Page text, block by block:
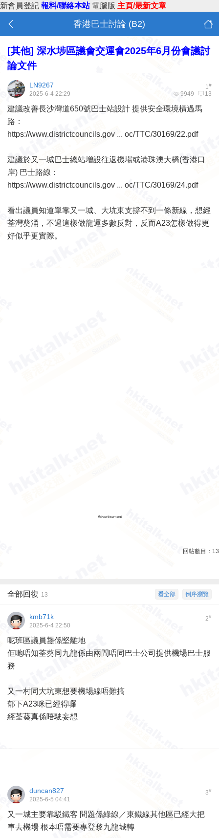
新會員登記 報料/聯絡本站 電腦版 主頁/最新文章
香港巴士討論 (B2)
[其他] 深水埗區議會交運會2025年6月份會議討
論文件
1#
LN9267
9949 13
2025-6-4 22:29
建議改善長沙灣道650號巴士站設計 提供安全環境橫過馬
路：
https://www.districtcouncils.gov ... oc/TTC/30169/22.pdf
建議於又一城巴士總站增設往返機場或港珠澳大橋(香港口
岸) 巴士路線：
https://www.districtcouncils.gov ... oc/TTC/30169/24.pdf
看出議員知道單靠又一城、大坑東支撐不到一條新線，想經
荃灣葵涌，不過這樣做龍運多數反對，反而A23怎樣做得更
好似乎更實際。
Advertisement
回帖數目： 13
倒序瀏覽
看全部
全部回復 13
2#
kmb71k
2025-6-4 22:50
呢班區議員鑋係堅離地
佢哋唔知荃葵同九龍係由兩間唔同巴士公司提供機場巴士服
務
又一村同大坑東想要機場線唔難搞
郁下A23咪已經得囉
經荃葵真係唔駛妄想
3#
duncan827
2025-6-5 04:41
又一城主要靠駁鐵客 問題係綠線／東鐵線其他區已經大把
車去機場 根本唔需要專登黎九龍城轉